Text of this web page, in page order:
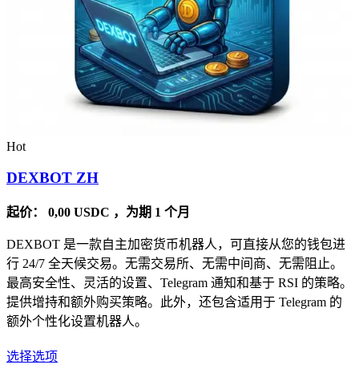
Hot
DEXBOT ZH
起价： 0,00 USDC ，为期 1 个月
DEXBOT 是一款自主加密货币机器人，可直接从您的钱包进
行 24/7 全天候交易。无需交易所、无需中间商、无需阻止。
最高安全性、灵活的设置、Telegram 通知和基于 RSI 的策略。
提供增持和额外购买策略。此外，还包含适用于 Telegram 的
额外个性化设置机器人。
选择选项本